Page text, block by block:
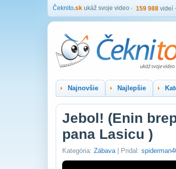
Čeknito.sk ukáž svoje video 159 988 videí
Najnovšie Najlepšie
Jebol! (Enin
pana Lasicu )
Kategória: Zábava| Pridal: